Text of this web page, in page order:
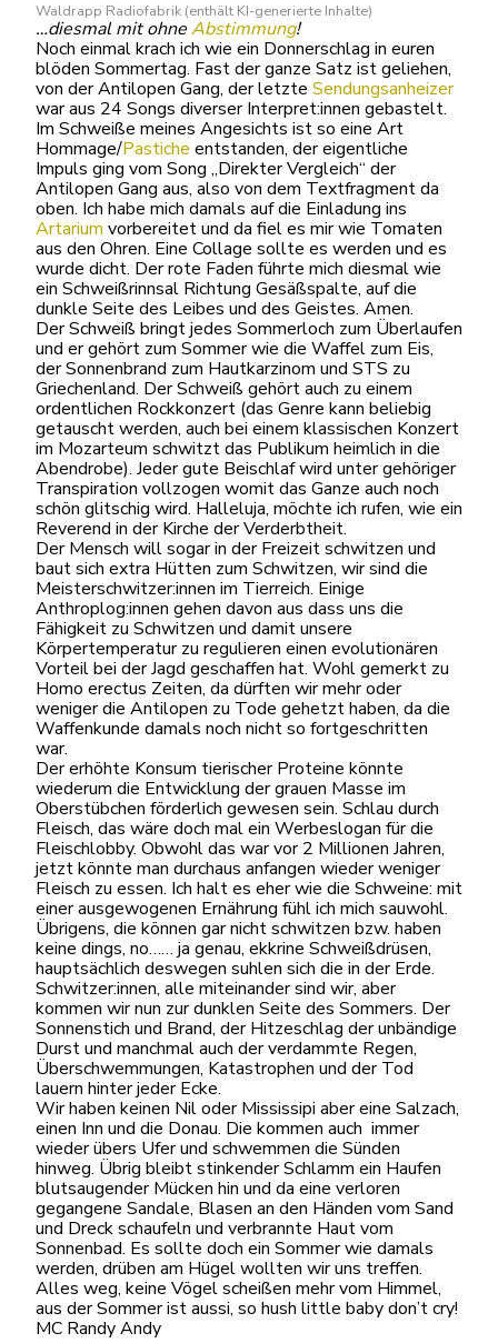
Waldrapp Radiofabrik (enthält KI-generierte Inhalte)
…diesmal mit ohneAbstimmung!
Noch einmal krach ich wie ein Donnerschlag in euren
blöden Sommertag. Fast der ganze Satz ist geliehen,
von der Antilopen Gang, der letzte Sendungsanheizer
war aus 24 Songs diverser Interpret:innen gebastelt.
Im Schweiße meines Angesichts ist so eine Art
Hommage/Pastiche entstanden, der eigentliche
Impuls ging vom Song „Direkter Vergleich“ der
Antilopen Gang aus, also von dem Textfragment da
oben. Ich habe mich damals auf die Einladung ins
Artarium vorbereitet und da fiel es mir wie Tomaten
aus den Ohren. Eine Collage sollte es werden und es
wurde dicht. Der rote Faden führte mich diesmal wie
ein Schweißrinnsal Richtung Gesäßspalte, auf die
dunkle Seite des Leibes und des Geistes. Amen.
Der Schweiß bringt jedes Sommerloch zum Überlaufen
und er gehört zum Sommer wie die Waffel zum Eis,
der Sonnenbrand zum Hautkarzinom und STS zu
Griechenland. Der Schweiß gehört auch zu einem
ordentlichen Rockkonzert (das Genre kann beliebig
getauscht werden, auch bei einem klassischen Konzert
im Mozarteum schwitzt das Publikum heimlich in die
Abendrobe). Jeder gute Beischlaf wird unter gehöriger
Transpiration vollzogen womit das Ganze auch noch
schön glitschig wird. Halleluja, möchte ich rufen, wie ein
Reverend in der Kirche der Verderbtheit.
Der Mensch will sogar in der Freizeit schwitzen und
baut sich extra Hütten zum Schwitzen, wir sind die
Meisterschwitzer:innen im Tierreich. Einige
Anthroplog:innen gehen davon aus dass uns die
Fähigkeit zu Schwitzen und damit unsere
Körpertemperatur zu regulieren einen evolutionären
Vorteil bei der Jagd geschaffen hat. Wohl gemerkt zu
Homo erectus Zeiten, da dürften wir mehr oder
weniger die Antilopen zu Tode gehetzt haben, da die
Waffenkunde damals noch nicht so fortgeschritten
war.
Der erhöhte Konsum tierischer Proteine könnte
wiederum die Entwicklung der grauen Masse im
Oberstübchen förderlich gewesen sein. Schlau durch
Fleisch, das wäre doch mal ein Werbeslogan für die
Fleischlobby. Obwohl das war vor 2 Millionen Jahren,
jetzt könnte man durchaus anfangen wieder weniger
Fleisch zu essen. Ich halt es eher wie die Schweine: mit
einer ausgewogenen Ernährung fühl ich mich sauwohl.
Übrigens, die können gar nicht schwitzen bzw. haben
keine dings, no…… ja genau, ekkrine Schweißdrüsen,
hauptsächlich deswegen suhlen sich die in der Erde.
Schwitzer:innen, alle miteinander sind wir, aber
kommen wir nun zur dunklen Seite des Sommers. Der
Sonnenstich und Brand, der Hitzeschlag der unbändige
Durst und manchmal auch der verdammte Regen,
Überschwemmungen, Katastrophen und der Tod
lauern hinter jeder Ecke.
Wir haben keinen Nil oder Mississipi aber eine Salzach,
einen Inn und die Donau. Die kommen auch immer
wieder übers Ufer und schwemmen die Sünden
hinweg. Übrig bleibt stinkender Schlamm ein Haufen
blutsaugender Mücken hin und da eine verloren
gegangene Sandale, Blasen an den Händen vom Sand
und Dreck schaufeln und verbrannte Haut vom
Sonnenbad. Es sollte doch ein Sommer wie damals
werden, drüben am Hügel wollten wir uns treffen.
Alles weg, keine Vögel scheißen mehr vom Himmel,
aus der Sommer ist aussi, so hush little baby don’t cry!
MC Randy Andy